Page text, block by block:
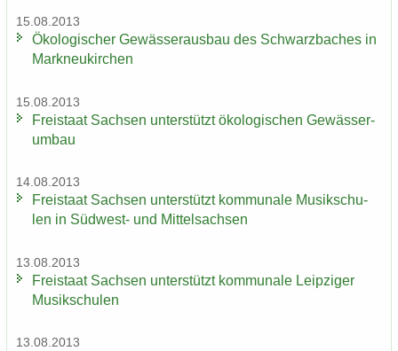
15.08.2013
Öko­lo­gi­scher Ge­wäs­ser­aus­bau des Schwarz­ba­ches in
Mark­neu­kir­chen
15.08.2013
Frei­staat Sach­sen un­ter­stützt öko­lo­gi­schen Ge­wäs­ser­
um­bau
14.08.2013
Frei­staat Sach­sen un­ter­stützt kom­mu­na­le Mu­sik­schu­
len in Südwest-​ und Mit­tel­sach­sen
13.08.2013
Frei­staat Sach­sen un­ter­stützt kom­mu­na­le Leip­zi­ger
Mu­sik­schu­len
13.08.2013